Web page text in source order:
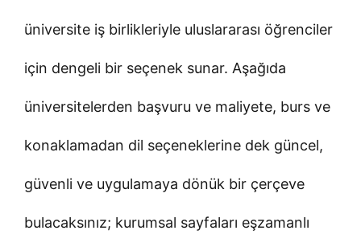
üniversite iş birlikleriyle uluslararası öğrenciler
için dengeli bir seçenek sunar. Aşağıda
üniversitelerden başvuru ve maliyete, burs ve
konaklamadan dil seçeneklerine dek güncel,
güvenli ve uygulamaya dönük bir çerçeve
bulacaksınız; kurumsal sayfaları eşzamanlı